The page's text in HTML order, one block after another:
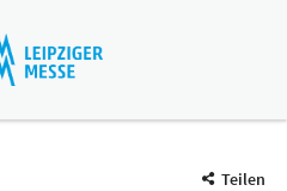
Teilen